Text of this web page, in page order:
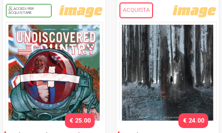
ACCEDI PER
ACQUISTARE
€ 25.00
ACQUISTA
€ 24.00